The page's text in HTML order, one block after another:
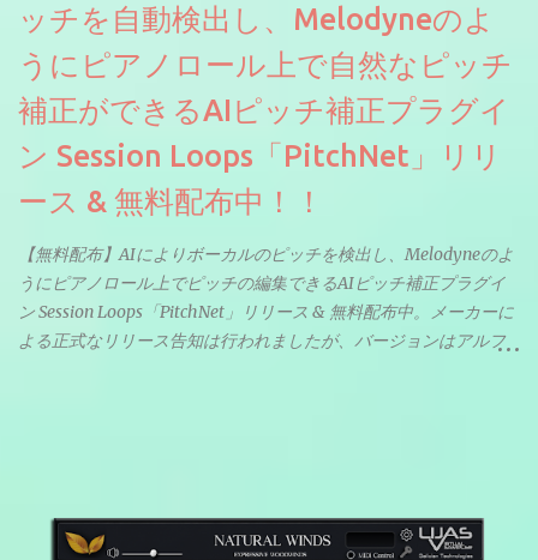
ッチを自動検出し、Melodyneのよ
うにピアノロール上で自然なピッチ
補正ができるAIピッチ補正プラグイ
ン Session Loops「PitchNet」リリ
ース & 無料配布中！！
【無料配布】AIによりボーカルのピッチを検出し、Melodyneのよ
うにピアノロール上でピッチの編集できるAIピッチ補正プラグイ
ン Session Loops「PitchNet」リリース & 無料配布中。メーカーに
よる正式なリリース告知は行われましたが、バージョンはアルフ
ソースを元に設計・改良した製品のようです。